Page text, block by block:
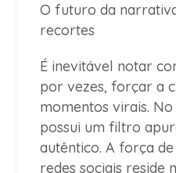
O futuro da
recortes
É inevitável notar
por vezes, forçar a
momentos virais.
possui um filtro
autêntico. A força
redes sociais reside